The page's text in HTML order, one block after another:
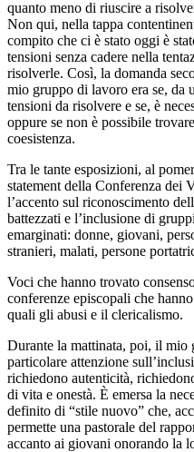
quanto meno di riuscire a
Non qui, nella tappa
compito che ci è stato oggi è
tensioni senza cadere nella
risolverle. Così, la domanda
mio gruppo di lavoro era se, da
tensioni da risolvere e se, è
oppure se non è possibile
coesistenza.
Tra le tante esposizioni, al
statement della Conferenza dei
l’accento sul riconoscimento
battezzati e l’inclusione di
emarginati: donne, giovani,
stranieri, malati, persone
Voci che hanno trovato
conferenze episcopali che
quali gli abusi e il clericalismo.
Durante la mattinata, poi, il mio
particolare attenzione
richiedono autenticità,
di vita e onestà. È emersa la
definito di “stile nuovo” che,
permette una pastorale del
accanto ai giovani onorando la